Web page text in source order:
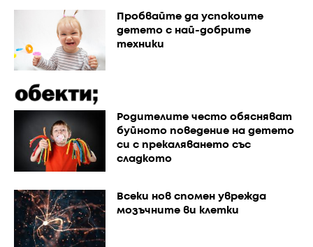
Пробвайте да успокоите
детето с най-добрите
техники
Родителите често обясняват
буйното поведение на детето
си с прекаляването със
сладкото
Всеки нов спомен уврежда
мозъчните ви клетки